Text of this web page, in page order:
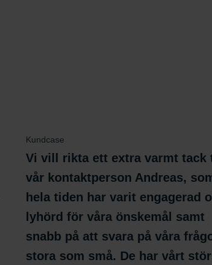
Kundcase
Vi vill rikta ett extra varmt tack
vår kontaktperson Andreas,
hela tiden har varit engagerad
lyhörd för våra önskemål samt
snabb på att svara på våra
stora som små. De har vårt